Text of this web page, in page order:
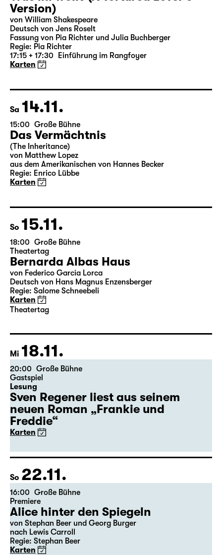
Version)
von William Shakespeare
Deutsch von Jens Roselt
Fassung von Pia Richter und Julia Buchberger
Regie: Pia Richter
17:15 + 17:30
Einführung im Rangfoyer
Karten
Sa 14.11.
15:00 Große Bühne
Das Vermächtnis
(The Inheritance)
von Matthew Lopez
aus dem Amerikanischen von Hannes Becker
Regie: Enrico Lübbe
Karten
So 15.11.
18:00 Große Bühne
Theatertag
Bernarda Albas Haus
von Federico García Lorca
Deutsch von Hans Magnus Enzensberger
Regie: Salome Schneebeli
Karten
Theatertag
Mi 18.11.
20:00 Große Bühne
Gastspiel
Lesung
Sven Regener liest aus seinem
neuen Roman „Frankie und
Freddie“
Karten
So 22.11.
16:00 Große Bühne
Premiere
Alice hinter den Spiegeln
von Stephan Beer und Georg Burger
nach Lewis Carroll
Regie: Stephan Beer
Karten